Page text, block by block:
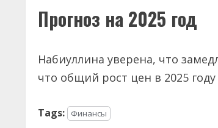
Прогноз на 2025 год
Набиуллина уверена, что
что общий рост цен в 2025
Tags: Финансы